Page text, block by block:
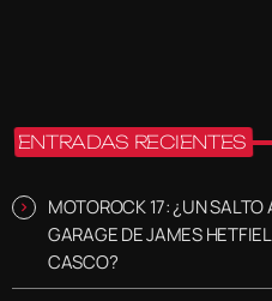
ENTRADAS RECIENTES
MOTOROCK 17: ¿UN
GARAGE DE JAMES
CASCO?